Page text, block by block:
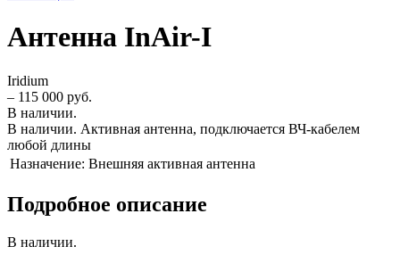
Антенна InAir-I
Iridium
– 115 000 руб.
В наличии.
В наличии. Активная антенна, подключается ВЧ-кабелем
любой длины
Назначение: Внешняя активная антенна
Подробное описание
В наличии.